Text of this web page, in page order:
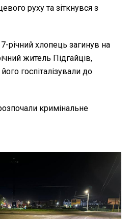
руху та зіткнувся з
річний хлопець загинув на
житель Підгайців,
госпіталізували до
кримінальне